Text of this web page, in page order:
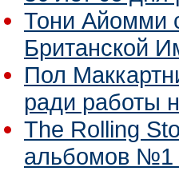
Тони Айомми
Британской
Пол
ради работы
The Rolling
альбомов №1